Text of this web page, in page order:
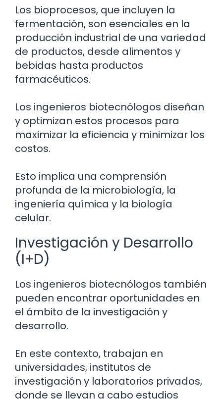
Los bioprocesos, que incluyen la
fermentación, son esenciales en la
producción industrial de una variedad
de productos, desde alimentos y
bebidas hasta productos
farmacéuticos.
Los ingenieros biotecnólogos diseñan
y optimizan estos procesos para
maximizar la eficiencia y minimizar los
costos.
Esto implica una comprensión
profunda de la microbiología, la
ingeniería química y la biología
celular.
Investigación y Desarrollo
(I+D)
Los ingenieros biotecnólogos también
pueden encontrar oportunidades en
el ámbito de la investigación y
desarrollo.
En este contexto, trabajan en
universidades, institutos de
investigación y laboratorios privados,
donde se llevan a cabo estudios